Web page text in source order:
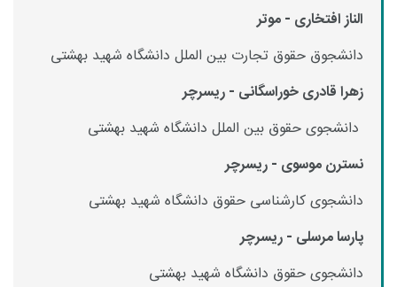
الناز افتخاری - موتر
دانشجوق حقوق تجارت بین الملل دانشگاه شهید بهشتی
زهرا قادری خوراسگانی - ریسرچر
دانشجوی حقوق بین الملل دانشگاه شهید بهشتی
نسترن موسوی - ریسرچر
دانشجوی کارشناسی حقوق دانشگاه شهید بهشتی
پارسا مرسلی - ریسرچر
دانشجوی حقوق دانشگاه شهید بهشتی